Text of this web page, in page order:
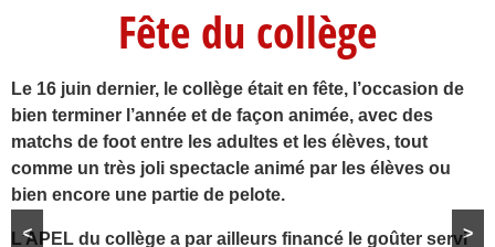
Fête du collège
Le 16 juin dernier, le collège était en fête, l’occasion de
bien terminer l’année et de façon animée, avec des
matchs de foot entre les adultes et les élèves, tout
comme un très joli spectacle animé par les élèves ou
bien encore une partie de pelote.
< >
L’APEL du collège a par ailleurs financé le goûter servi